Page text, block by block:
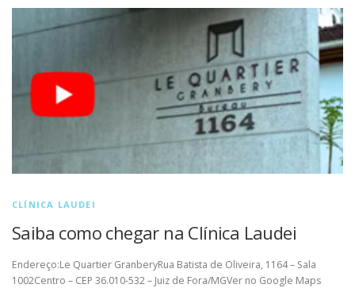
CLÍNICA LAUDEI
Saiba como chegar na Clínica Laudei
Endereço:Le Quartier GranberyRua Batista de Oliveira, 1164 – Sala
1002Centro – CEP 36.010-532 – Juiz de Fora/MGVer no Google Maps